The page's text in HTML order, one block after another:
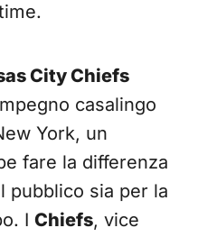
City Chiefs
casalingo
York, un
fare la differenza
pubblico sia per la
I Chiefs, vice